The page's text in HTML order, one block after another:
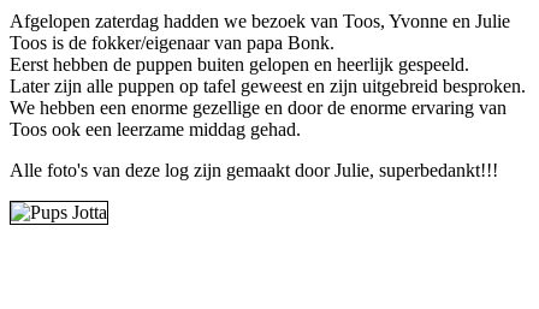
Afgelopen zaterdag hadden we bezoek van Toos, Yvonne en Julie
Toos is de fokker/eigenaar van papa Bonk.
Eerst hebben de puppen buiten gelopen en heerlijk gespeeld.
Later zijn alle puppen op tafel geweest en zijn uitgebreid besproken.
We hebben een enorme gezellige en door de enorme ervaring van
Toos ook een leerzame middag gehad.
Alle foto's van deze log zijn gemaakt door Julie, superbedankt!!!